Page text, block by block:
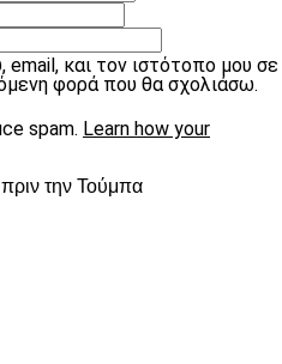
και τον ιστότοπο μου σε
φορά που θα σχολιάσω.
spam. Learn how your
την Τούμπα